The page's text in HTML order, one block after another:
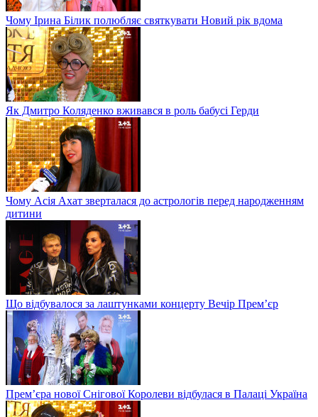
Чому Ірина Білик полюбляє святкувати Новий рік вдома
Як Дмитро Коляденко вживався в роль бабусі Герди
Чому Асія Ахат зверталася до астрологів перед народженням
дитини
Що відбувалося за лаштунками концерту Вечір Прем’єр
Прем’єра нової Снігової Королеви відбулася в Палаці Україна